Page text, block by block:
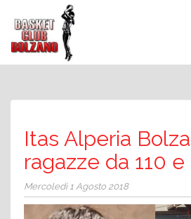
Itas Alperia
ragazze da 110
Mercoledì 1 Agosto 2018